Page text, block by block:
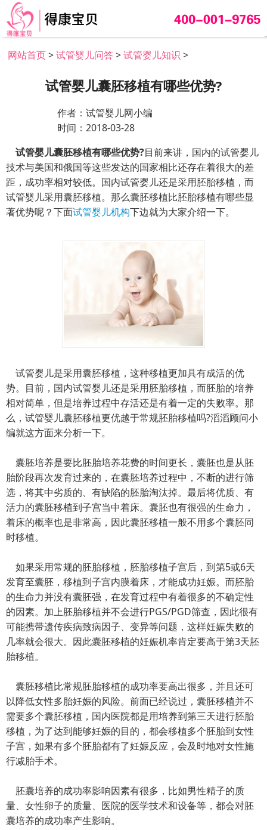
网站首页>试管婴儿问答>试管婴儿知识 >
试管婴儿囊胚移植有哪些优势?
作者：试管婴儿网小编
时间：2018-03-28
试管婴儿囊胚移植有哪些优势?目前来讲，国内的试管婴儿
技术与美国和俄国等这些发达的国家相比还存在着很大的差
距，成功率相对较低。国内试管婴儿还是采用胚胎移植，而
试管婴儿采用囊胚移植。那么囊胚移植比胚胎移植有哪些显
著优势呢？下面试管婴儿机构下边就为大家介绍一下。
试管婴儿是采用囊胚移植，这种移植更加具有成活的优
势。目前，国内试管婴儿还是采用胚胎移植，而胚胎的培养
相对简单，但是培养过程中存活还是有着一定的失败率。那
么，试管婴儿囊胚移植更优越于常规胚胎移植吗?滔滔顾问小
编就这方面来分析一下。
囊胚培养是要比胚胎培养花费的时间更长，囊胚也是从胚
胎阶段再次发育过来的，在囊胚培养过程中，不断的进行筛
选，将其中劣质的、有缺陷的胚胎淘汰掉。最后将优质、有
活力的囊胚移植到子宫当中着床。囊胚也有很强的生命力，
着床的概率也是非常高，因此囊胚移植一般不用多个囊胚同
时移植。
如果采用常规的胚胎移植，胚胎移植子宫后，到第5或6天
发育至囊胚，移植到子宫内膜着床，才能成功妊娠。而胚胎
的生命力并没有囊胚强，在发育过程中有着很多的不确定性
的因素。加上胚胎移植并不会进行PGS/PGD筛查，因此很有
可能携带遗传疾病致病因子、变异等问题，这样妊娠失败的
几率就会很大。因此囊胚移植的妊娠机率肯定要高于第3天胚
胎移植。
囊胚移植比常规胚胎移植的成功率要高出很多，并且还可
以降低女性多胎妊娠的风险。前面已经说过，囊胚移植并不
需要多个囊胚移植，国内医院都是用培养到第三天进行胚胎
移植，为了达到能够妊娠的目的，都会移植多个胚胎到女性
子宫，如果有多个胚胎都有了妊娠反应，会及时地对女性施
行减胎手术。
胚囊培养的成功率影响因素有很多，比如男性精子的质
量、女性卵子的质量、医院的医学技术和设备等，都会对胚
囊培养的成功率产生影响。